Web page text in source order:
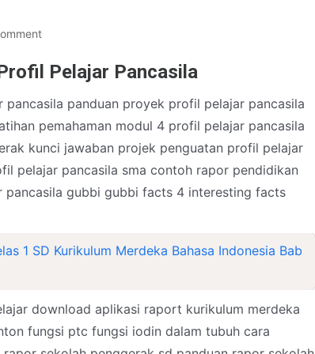
Pelajar Pancasila
panduan proyek profil pelajar pancasila
pemahaman modul 4 profil pelajar pancasila
kunci jawaban projek penguatan profil pelajar
pelajar pancasila sma contoh rapor pendidikan
gubbi gubbi facts 4 interesting facts
1 SD Kurikulum Merdeka Bahasa Indonesia Bab
download aplikasi raport kurikulum merdeka
fungsi ptc fungsi iodin dalam tubuh cara